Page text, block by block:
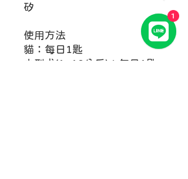
矽
使用方法
貓：每日1匙
小型犬(1~10公斤)：每日1匙
1